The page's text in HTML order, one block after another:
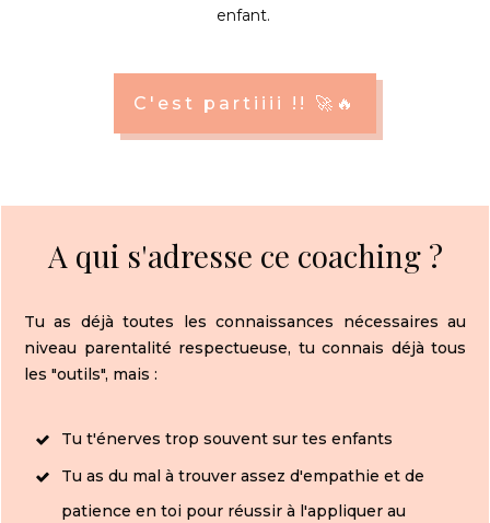
enfant.
C'est partiiii !! 🚀🔥
A qui s'adresse ce coaching ?
Tu as déjà toutes les connaissances nécessaires au
niveau parentalité respectueuse, tu connais déjà tous
les "outils", mais :
Tu t'énerves trop souvent sur tes enfants
Tu as du mal à trouver assez d'empathie et de
patience en toi pour réussir à l'appliquer au